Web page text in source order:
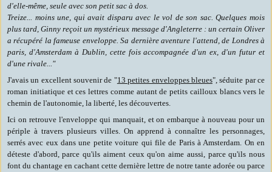
d'elle-même, seule avec son petit sac à dos.
Treize... moins une, qui avait disparu avec le vol de son sac. Quelques mois
plus tard, Ginny reçoit un mystérieux message d'Angleterre : un certain Oliver
a récupéré la fameuse enveloppe. Sa dernière aventure l'attend, de Londres à
paris, d'Amsterdam à Dublin, cette fois accompagnée d'un ex, d'un futur et
d'une rivale..."
J'avais un excellent souvenir de "13 petites enveloppes bleues", séduite par ce
roman initiatique et ces lettres comme autant de petits cailloux blancs vers le
chemin de l'autonomie, la liberté, les découvertes.
Ici on retrouve l'enveloppe qui manquait, et on embarque à nouveau pour un
périple à travers plusieurs villes. On apprend à connaître les personnages,
serrés avec eux dans une petite voiture qui file de Paris à Amsterdam. On en
déteste d'abord, parce qu'ils aiment ceux qu'on aime aussi, parce qu'ils nous
font du chantage en cachant cette dernière lettre de notre tante adorée ou parce